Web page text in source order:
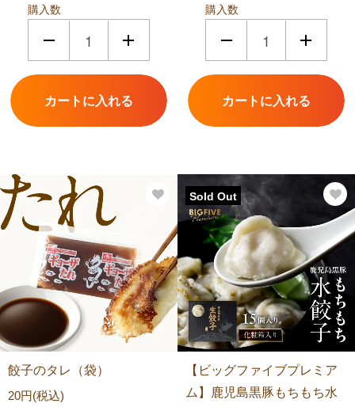
購入数 購入数
餃子のタレ（袋）
20円(税込)
Sold Out
【ビッグファイブプレミア
ム】鹿児島黒豚もちもち水